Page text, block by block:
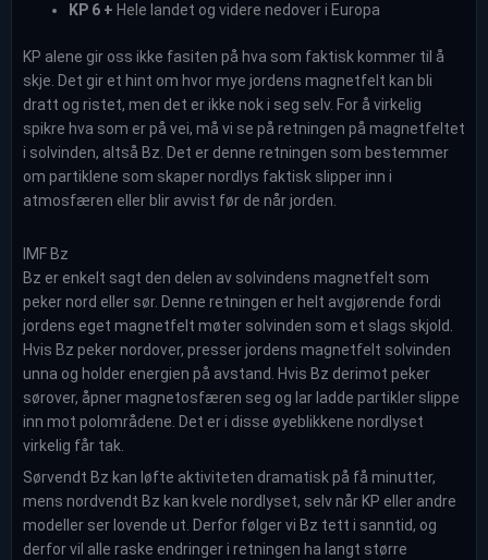
KP 6 + Hele landet og videre nedover i Europa
KP alene gir oss ikke fasiten på hva som faktisk kommer til å
skje. Det gir et hint om hvor mye jordens magnetfelt kan bli
dratt og ristet, men det er ikke nok i seg selv. For å virkelig
spikre hva som er på vei, må vi se på retningen på magnetfeltet
i solvinden, altså Bz. Det er denne retningen som bestemmer
om partiklene som skaper nordlys faktisk slipper inn i
atmosfæren eller blir avvist før de når jorden.
IMF Bz
Bz er enkelt sagt den delen av solvindens magnetfelt som
peker nord eller sør. Denne retningen er helt avgjørende fordi
jordens eget magnetfelt møter solvinden som et slags skjold.
Hvis Bz peker nordover, presser jordens magnetfelt solvinden
unna og holder energien på avstand. Hvis Bz derimot peker
sørover, åpner magnetosfæren seg og lar ladde partikler slippe
inn mot polområdene. Det er i disse øyeblikkene nordlyset
virkelig får tak.
Sørvendt Bz kan løfte aktiviteten dramatisk på få minutter,
mens nordvendt Bz kan kvele nordlyset, selv når KP eller andre
modeller ser lovende ut. Derfor følger vi Bz tett i sanntid, og
derfor vil alle raske endringer i retningen ha langt større